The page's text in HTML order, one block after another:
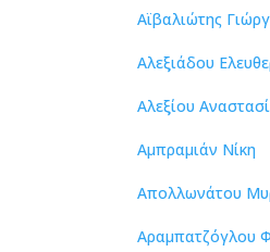
Αϊβαλιώτης
Αλεξιάδου
Αλεξίου
Αμπραμιάν Νίκη
Απολλωνάτου
Αραμπατζόγλου